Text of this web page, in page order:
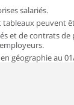
salariés.
tableaux peuvent
et de contrats
géographie au